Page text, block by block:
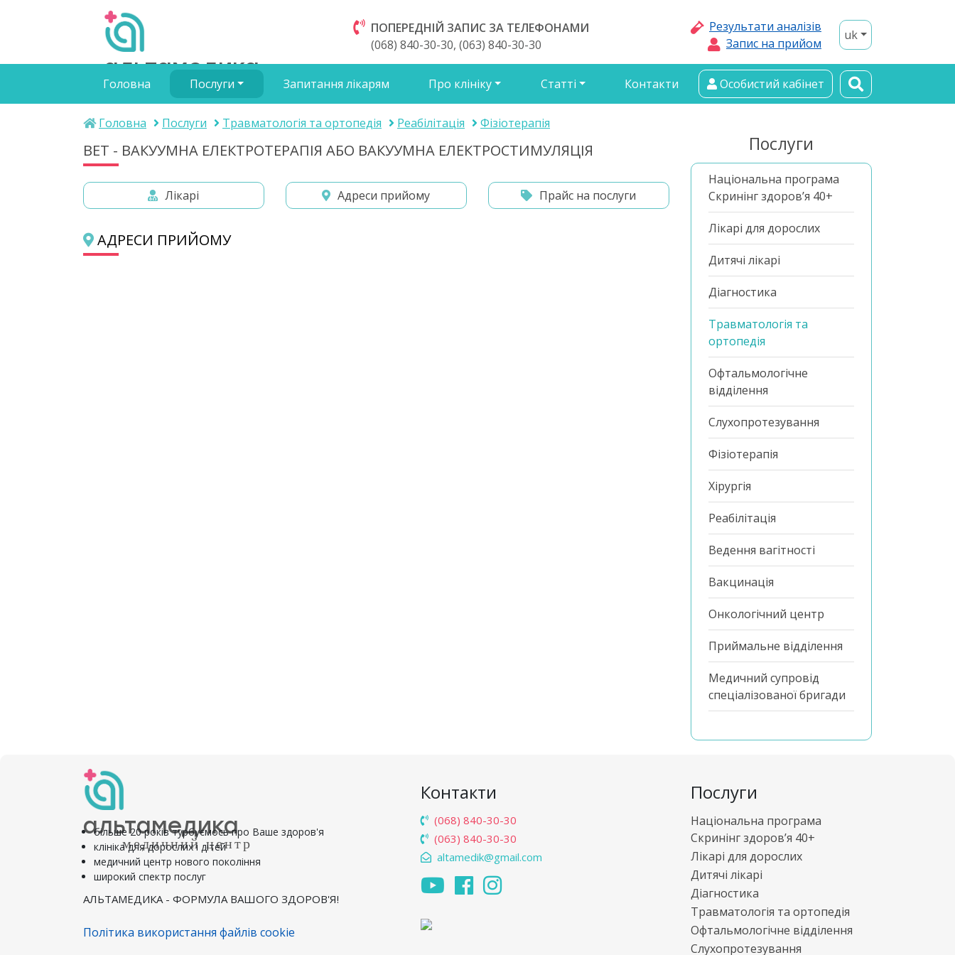
альтамедика
медичний центр
ПОПЕРЕДНІЙ ЗАПИС ЗА ТЕЛЕФОНАМИ
(068) 840-30-30, (063) 840-30-30
Результати аналізів
Запис на прийом
uk
Головна Послуги Запитання лікарям Про клініку Статті Контакти Особистий кабінет
Головна Послуги Травматологія та ортопедія Реабілітація Фізіотерапія
ВЕТ - ВАКУУМНА ЕЛЕКТРОТЕРАПІЯ АБО ВАКУУМНА ЕЛЕКТРОСТИМУЛЯЦІЯ
Лікарі Адреси прийому Прайс на послуги
АДРЕСИ ПРИЙОМУ
Послуги
Національна програма
Скринінг здоров’я 40+
Лікарі для дорослих
Дитячі лікарі
Діагностика
Травматологія та
ортопедія
Офтальмологічне
відділення
Слухопротезування
Фізіотерапія
Хірургія
Реабілітація
Ведення вагітності
Вакцинація
Онкологічний центр
Приймальне відділення
Медичний супровід
спеціалізованої бригади
альтамедика
медичний центр
більше 20 років турбуємось про Ваше здоров'я
клініка для дорослих і дітей
медичний центр нового покоління
широкий спектр послуг
АЛЬТАМЕДИКА - ФОРМУЛА ВАШОГО ЗДОРОВ'Я!
Політика використання файлів cookie
Контакти
(068) 840-30-30
(063) 840-30-30
altamedik@gmail.com
Послуги
Національна програма
Скринінг здоров’я 40+
Лікарі для дорослих
Дитячі лікарі
Діагностика
Травматологія та ортопедія
Офтальмологічне відділення
Слухопротезування